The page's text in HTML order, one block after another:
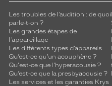
Les troubles de l’audition : de quoi
parle-t-on ?
Les grandes étapes de
l'appareillage
Les différents types d’appareils
Qu’est-ce qu'un acouphène ?
Qu'est-ce que l'hyperacousie ?
Qu’est-ce que la presbyacousie ?
Les services et les garanties Krys